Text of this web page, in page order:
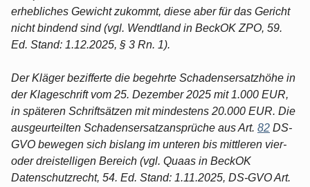
erhebliches Gewicht zukommt, diese aber für das Gericht
nicht bindend sind (vgl. Wendtland in BeckOK ZPO, 59.
Ed. Stand: 1.12.2025, § 3 Rn. 1).
Der Kläger bezifferte die begehrte Schadensersatzhöhe in
der Klageschrift vom 25. Dezember 2025 mit 1.000 EUR,
in späteren Schriftsätzen mit mindestens 20.000 EUR. Die
ausgeurteilten Schadensersatzansprüche aus Art. 82 DS-
GVO bewegen sich bislang im unteren bis mittleren vier-
oder dreistelligen Bereich (vgl. Quaas in BeckOK
Datenschutzrecht, 54. Ed. Stand: 1.11.2025, DS-GVO Art.